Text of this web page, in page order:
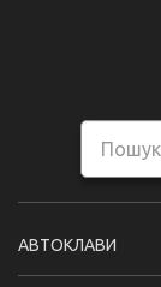
АВТОКЛАВИ